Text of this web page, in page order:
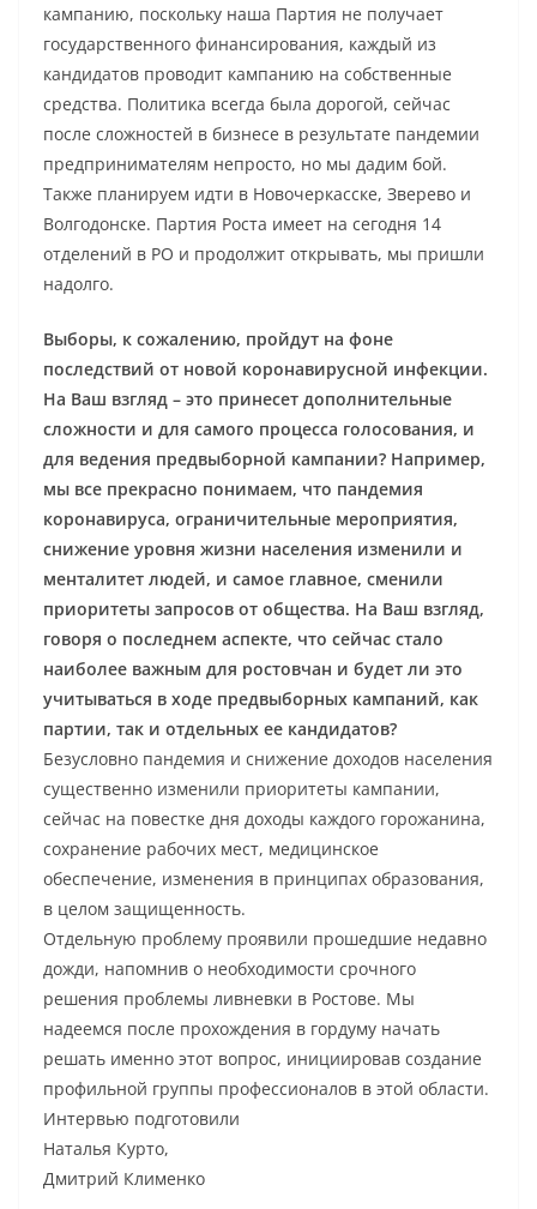
кампанию, поскольку наша Партия не получает
государственного финансирования, каждый из
кандидатов проводит кампанию на собственные
средства. Политика всегда была дорогой, сейчас
после сложностей в бизнесе в результате пандемии
предпринимателям непросто, но мы дадим бой.
Также планируем идти в Новочеркасске, Зверево и
Волгодонске. Партия Роста имеет на сегодня 14
отделений в РО и продолжит открывать, мы пришли
надолго.
Выборы, к сожалению, пройдут на фоне
последствий от новой коронавирусной инфекции.
На Ваш взгляд – это принесет дополнительные
сложности и для самого процесса голосования, и
для ведения предвыборной кампании? Например,
мы все прекрасно понимаем, что пандемия
коронавируса, ограничительные мероприятия,
снижение уровня жизни населения изменили и
менталитет людей, и самое главное, сменили
приоритеты запросов от общества. На Ваш взгляд,
говоря о последнем аспекте, что сейчас стало
наиболее важным для ростовчан и будет ли это
учитываться в ходе предвыборных кампаний, как
партии, так и отдельных ее кандидатов?
Безусловно пандемия и снижение доходов населения
существенно изменили приоритеты кампании,
сейчас на повестке дня доходы каждого горожанина,
сохранение рабочих мест, медицинское
обеспечение, изменения в принципах образования,
в целом защищенность.
Отдельную проблему проявили прошедшие недавно
дожди, напомнив о необходимости срочного
решения проблемы ливневки в Ростове. Мы
надеемся после прохождения в гордуму начать
решать именно этот вопрос, инициировав создание
профильной группы профессионалов в этой области.
Интервью подготовили
Наталья Курто,
Дмитрий Клименко